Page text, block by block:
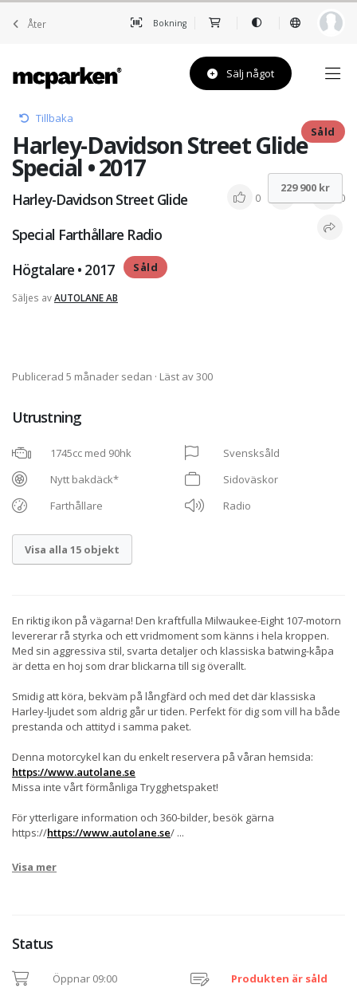
Åter Bokning
Sälj något
Tillbaka
Harley-Davidson Street Glide
Special • 2017
Såld
Harley-Davidson Street Glide
Special Farthållare Radio
Högtalare • 2017
Såld
0 0
Säljes avAUTOLANE AB
229 900 kr
Publicerad 5 månader sedan · Läst av 300
Utrustning
1745cc med 90hk
Svensksåld
Nytt bakdäck*
Sidoväskor
Farthållare
Radio
Visa alla 15 objekt
En riktig ikon på vägarna! Den kraftfulla Milwaukee-Eight 107-motorn
levererar rå styrka och ett vridmoment som känns i hela kroppen.
Med sin aggressiva stil, svarta detaljer och klassiska batwing-kåpa
är detta en hoj som drar blickarna till sig överallt.
Smidig att köra, bekväm på långfärd och med det där klassiska
Harley-ljudet som aldrig går ur tiden. Perfekt för dig som vill ha både
prestanda och attityd i samma paket.
Denna motorcykel kan du enkelt reservera på våran hemsida:
https://www.autolane.se
Missa inte vårt förmånliga Trygghetspaket!
För ytterligare information och 360-bilder, besök gärna
https://https://www.autolane.se/ ...
Visa mer
Status
Öppnar 09:00 Produkten är såld